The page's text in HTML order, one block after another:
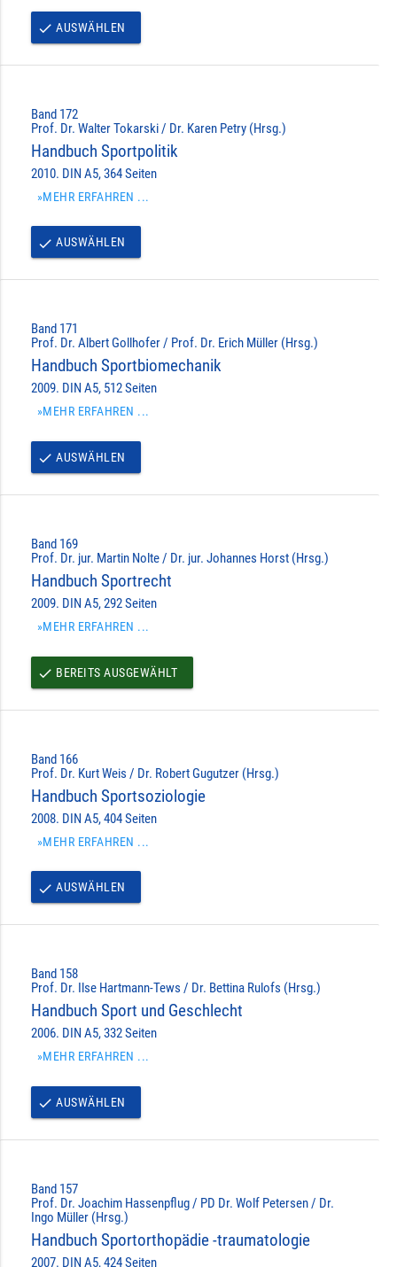
done AUSWÄHLEN
Band 172
Prof. Dr. Walter Tokarski / Dr. Karen Petry (Hrsg.)
Handbuch Sportpolitik
2010. DIN A5, 364 Seiten
»MEHR ERFAHREN ...
done AUSWÄHLEN
Band 171
Prof. Dr. Albert Gollhofer / Prof. Dr. Erich Müller (Hrsg.)
Handbuch Sportbiomechanik
2009. DIN A5, 512 Seiten
»MEHR ERFAHREN ...
done AUSWÄHLEN
Band 169
Prof. Dr. jur. Martin Nolte / Dr. jur. Johannes Horst (Hrsg.)
Handbuch Sportrecht
2009. DIN A5, 292 Seiten
»MEHR ERFAHREN ...
done BEREITS AUSGEWÄHLT
Band 166
Prof. Dr. Kurt Weis / Dr. Robert Gugutzer (Hrsg.)
Handbuch Sportsoziologie
2008. DIN A5, 404 Seiten
»MEHR ERFAHREN ...
done AUSWÄHLEN
Band 158
Prof. Dr. Ilse Hartmann-Tews / Dr. Bettina Rulofs (Hrsg.)
Handbuch Sport und Geschlecht
2006. DIN A5, 332 Seiten
»MEHR ERFAHREN ...
done AUSWÄHLEN
Band 157
Prof. Dr. Joachim Hassenpflug / PD Dr. Wolf Petersen / Dr.
Ingo Müller (Hrsg.)
Handbuch Sportorthopädie -traumatologie
2007. DIN A5, 424 Seiten